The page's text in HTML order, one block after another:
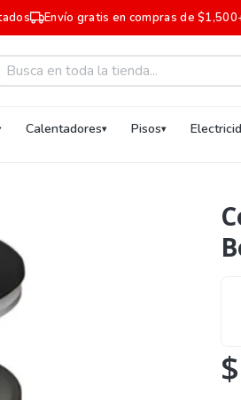
Envío gratis en compras de
Calentadores Pisos